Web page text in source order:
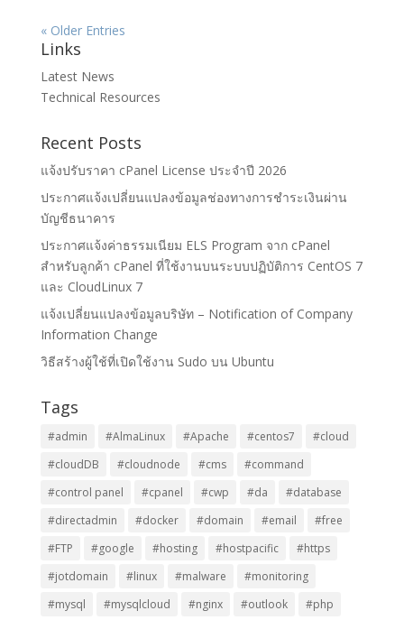
« Older Entries
Links
Latest News
Technical Resources
Recent Posts
แจ้งปรับราคา cPanel License ประจำปี 2026
ประกาศแจ้งเปลี่ยนแปลงข้อมูลช่องทางการชำระเงินผ่าน
บัญชีธนาคาร
ประกาศแจ้งค่าธรรมเนียม ELS Program จาก cPanel
สำหรับลูกค้า cPanel ที่ใช้งานบนระบบปฏิบัติการ CentOS 7
และ CloudLinux 7
แจ้งเปลี่ยนแปลงข้อมูลบริษัท – Notification of Company
Information Change
วิธีสร้างผู้ใช้ที่เปิดใช้งาน Sudo บน Ubuntu
Tags
#admin #AlmaLinux #Apache #centos7
#cloud
#cloudDB
#cloudnode #cms
#command
#control panel
#cpanel #cwp #da
#database
#directadmin
#docker #domain #email
#free
#FTP
#google #hosting #hostpacific
#https
#jotdomain
#linux #malware
#monitoring
#mysql
#mysqlcloud #nginx #outlook #php